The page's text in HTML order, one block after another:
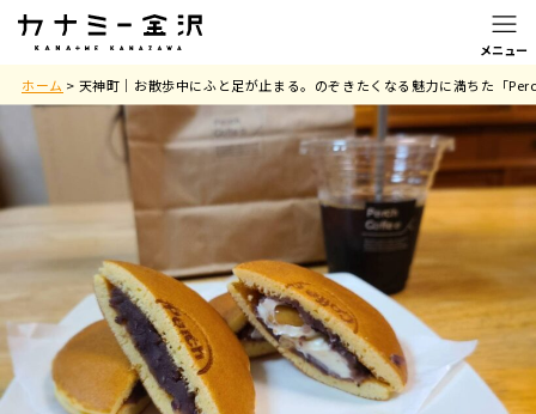
ホーム > 天神町｜お散歩中にふと足が止まる。のぞきたくなる魅力に満ちた「